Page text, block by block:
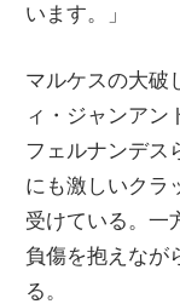
います。」
マルケスの大破
ィ・ジャンアン
フェルナンデス
にも激しいクラ
受けている。一
負傷を抱えなが
る。